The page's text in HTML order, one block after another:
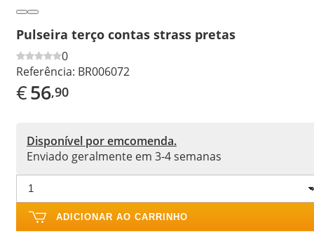
Pulseira terço contas strass pretas
0
Referência: BR006072
€56,90
Disponível por emcomenda.
Enviado geralmente em 3-4 semanas
ADICIONAR AO CARRINHO